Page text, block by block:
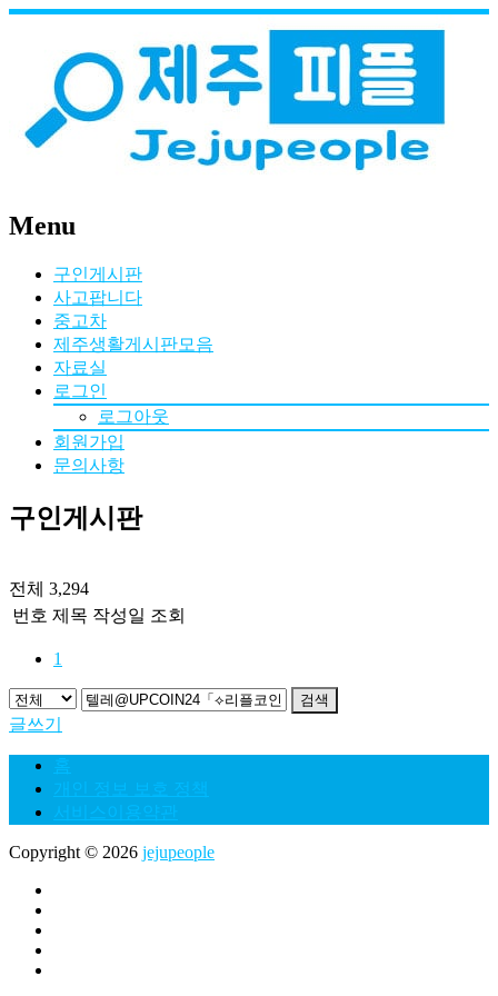
Menu
구인게시판
사고팝니다
중고차
제주생활게시판모음
자료실
로그인
로그아웃
회원가입
문의사항
구인게시판
전체 3,294
번호 제목 작성일 조회
1
검색
글쓰기
홈
개인 정보 보호 정책
서비스이용약관
Copyright © 2026 jejupeople